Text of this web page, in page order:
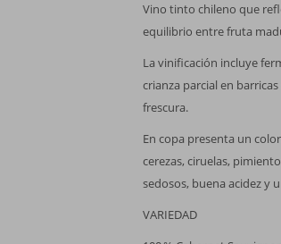
Vino tinto chileno que
equilibrio entre fruta
La vinificación incluye
crianza parcial en
frescura.
En copa presenta un
cerezas, ciruelas,
sedosos, buena acidez y
VARIEDAD